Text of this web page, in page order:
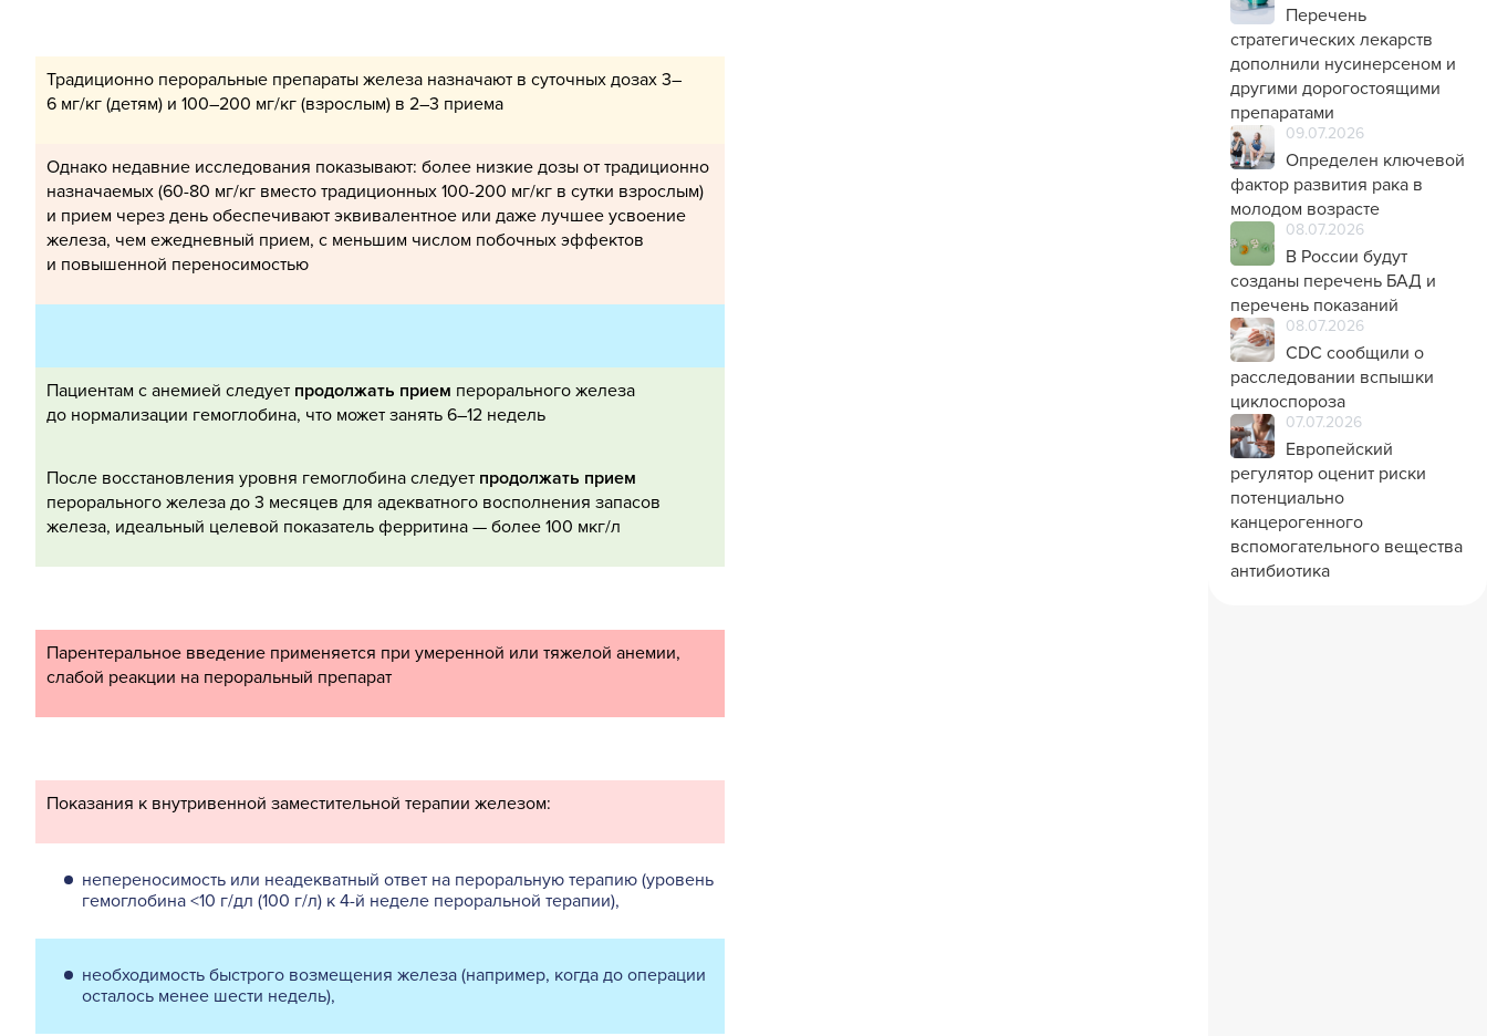
Традиционно пероральные препараты железа назначают в суточных дозах 3–
6 мг/кг (детям) и 100–200 мг/кг (взрослым) в 2–3 приема
Однако недавние исследования показывают: более низкие дозы от традиционно
назначаемых (60-80 мг/кг вместо традиционных 100-200 мг/кг в сутки взрослым)
и прием через день обеспечивают эквивалентное или даже лучшее усвоение
железа, чем ежедневный прием, с меньшим числом побочных эффектов
и повышенной переносимостью
Пациентам с анемией следует продолжать прием перорального железа
до нормализации гемоглобина, что может занять 6–12 недель
После восстановления уровня гемоглобина следует продолжать прием
перорального железа до 3 месяцев для адекватного восполнения запасов
железа, идеальный целевой показатель ферритина — более 100 мкг/л
Парентеральное введение применяется при умеренной или тяжелой анемии,
слабой реакции на пероральный препарат
Показания к внутривенной заместительной терапии железом:
непереносимость или неадекватный ответ на пероральную терапию (уровень
гемоглобина <10 г/дл (100 г/л) к 4-й неделе пероральной терапии),
необходимость быстрого возмещения железа (например, когда до операции
осталось менее шести недель),
Перечень
стратегических лекарств
дополнили нусинерсеном и
другими дорогостоящими
препаратами
09.07.2026
Определен ключевой
фактор развития рака в
молодом возрасте
08.07.2026
В России будут
созданы перечень БАД и
перечень показаний
08.07.2026
CDC сообщили о
расследовании вспышки
циклоспороза
07.07.2026
Европейский
регулятор оценит риски
потенциально
канцерогенного
вспомогательного вещества
антибиотика